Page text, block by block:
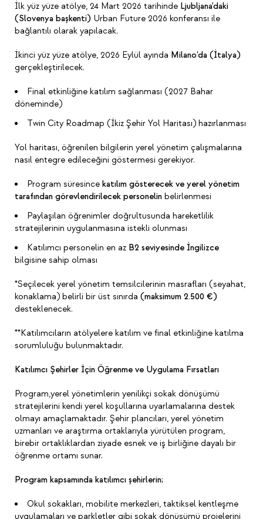
İlk yüz yüze atölye, 24 Mart 2026 tarihinde Ljubljana’daki
(Slovenya başkenti) Urban Future 2026 konferansı ile
bağlantılı olarak yapılacak.
İkinci yüz yüze atölye, 2026 Eylül ayında Milano’da (İtalya)
gerçekleştirilecek.
Final etkinliğine katılım sağlanması (2027 Bahar
döneminde)
Twin City Roadmap (İkiz Şehir Yol Haritası) hazırlanması
Yol haritası, öğrenilen bilgilerin yerel yönetim çalışmalarına
nasıl entegre edileceğini göstermesi gerekiyor.
Program süresincekatılım gösterecek ve yerel yönetim
tarafından görevlendirilecek personelin belirlenmesi
Paylaşılan öğrenimler doğrultusunda hareketlilik
stratejilerinin uygulanmasına istekli olunması
Katılımcı personelin en azB2 seviyesinde İngilizce
bilgisine sahip olması
*Seçilecek yerel yönetim temsilcilerinin masrafları (seyahat,
konaklama) belirli bir üst sınırda (maksimum 2.500 €)
desteklenecek.
**Katılımcıların atölyelere katılım ve final etkinliğine katılma
sorumluluğu bulunmaktadır.
Katılımcı Şehirler İçin Öğrenme ve Uygulama Fırsatları
Program,yerel yönetimlerin yenilikçi sokak dönüşümü
stratejilerini kendi yerel koşullarına uyarlamalarına destek
olmayı amaçlamaktadır. Şehir plancıları, yerel yönetim
uzmanları ve araştırma ortaklarıyla yürütülen program,
birebir ortaklıklardan ziyade esnek ve iş birliğine dayalı bir
öğrenme ortamı sunar.
Program kapsamında katılımcı şehirlerin;
Okul sokakları, mobilite merkezleri, taktiksel kentleşme
uygulamaları ve parkletler gibi sokak dönüşümü projelerini